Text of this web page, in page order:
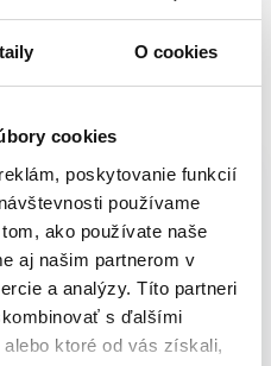
O cookies
cookies
poskytovanie funkcií
používame
ako používate naše
aj našim partnerom v
a analýzy. Títo partneri
s ďalšími
ktoré od vás získali,
| GEKO
ieálnym nástrojom pre presné
aj hobby dielenských prácach.
Oceľové čeľuste
zárezmi, dodatočne kalené.
bezpečne zaistiť vami
dlhú životnosť.